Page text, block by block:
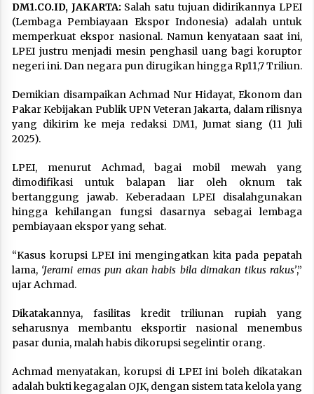
DM1.CO.ID, JAKARTA: Salah satu tujuan didirikannya LPEI
(Lembaga Pembiayaan Ekspor Indonesia) adalah untuk
memperkuat ekspor nasional. Namun kenyataan saat ini,
LPEI justru menjadi mesin penghasil uang bagi koruptor
negeri ini. Dan negara pun dirugikan hingga Rp11,7 Triliun.
Demikian disampaikan Achmad Nur Hidayat, Ekonom dan
Pakar Kebijakan Publik UPN Veteran Jakarta, dalam rilisnya
yang dikirim ke meja redaksi DM1, Jumat siang (11 Juli
2025).
LPEI, menurut Achmad, bagai mobil mewah yang
dimodifikasi untuk balapan liar oleh oknum tak
bertanggung jawab. Keberadaan LPEI disalahgunakan
hingga kehilangan fungsi dasarnya sebagai lembaga
pembiayaan ekspor yang sehat.
“Kasus korupsi LPEI ini mengingatkan kita pada pepatah
lama, ‘Jerami emas pun akan habis bila dimakan tikus rakus’,”
ujar Achmad.
Dikatakannya, fasilitas kredit triliunan rupiah yang
seharusnya membantu eksportir nasional menembus
pasar dunia, malah habis dikorupsi segelintir orang.
Achmad menyatakan, korupsi di LPEI ini boleh dikatakan
adalah bukti kegagalan OJK, dengan sistem tata kelola yang